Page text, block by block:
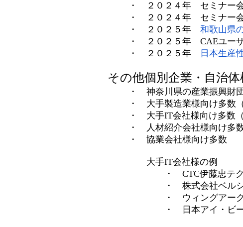
・ ２０２４年 セミナー会社
・ ２０２４年 セミナー会社
・ ２０２５年 和歌山県
・ ２０２５年 CAEユーザ
・ ２０２５年
日本生産
その他個別企業・自治
・ 神奈川県の産業振興財団
・ 大手製造業様向け多数（複数
・ 大手IT会社様向け多数（下
・ 人材紹介会社様向け多
・ 協業会社様向け多数
大手IT会社様の例
・ CTC伊藤忠テクノソリ
・ 株式会社ベルシステ
・ ウィングアーク1st株
・ 日本アイ・ビー・エム